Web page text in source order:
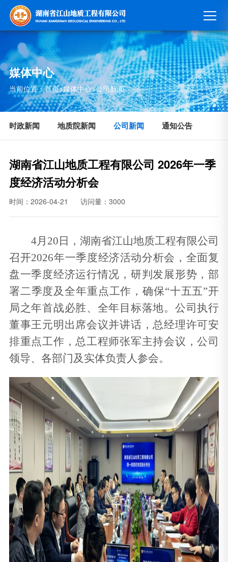
媒体中心
当前位置：首页>媒体中心>公司新闻
时政新闻 地质院新闻 公司新闻 通知公告
湖南省江山地质工程有限公司 2026年一季
度经济活动分析会
时间：2026-04-21 访问量：3000
4月20日，湖南省江山地质工程有限公司
召开2026年一季度经济活动分析会，全面复
盘一季度经济运行情况，研判发展形势，部
署二季度及全年重点工作，确保“十五五”开
局之年首战必胜、全年目标落地。公司执行
董事王元明出席会议并讲话，总经理许可安
排重点工作，总工程师张军主持会议，公司
领导、各部门及实体负责人参会。